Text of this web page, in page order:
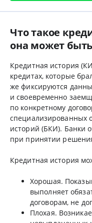
Что такое
она может
Кредитная история
кредитах, которые
же фиксируются
и своевременно
по конкретному
специализированных
историй (БКИ). Банки
при принятии
Кредитная история
Хорошая.
выполняет
договорам, не
Плохая.